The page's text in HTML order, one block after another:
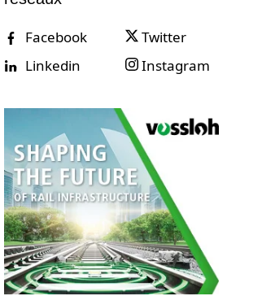
Facebook
Twitter
Linkedin
Instagram